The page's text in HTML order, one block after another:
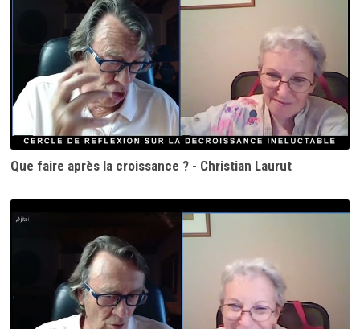
Que faire après la croissance ? - Christian Laurut